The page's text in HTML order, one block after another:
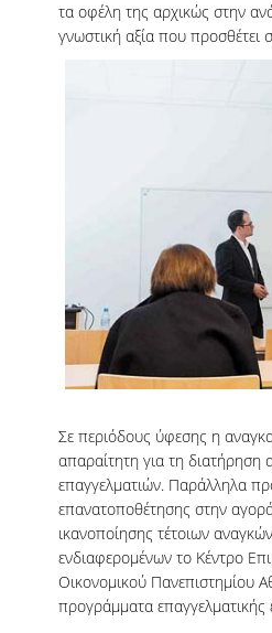
τα οφέλη της αρχικώς στην
γνωστική αξία που προσθέτει
Σε περιόδους ύφεσης η
απαραίτητη για τη διατήρηση
επαγγελματιών. Παράλληλα
επανατοποθέτησης στην
ικανοποίησης τέτοιων
ενδιαφερομένων το Κέντρο
Οικονομικού Πανεπιστημίου
προγράμματα επαγγελματικής